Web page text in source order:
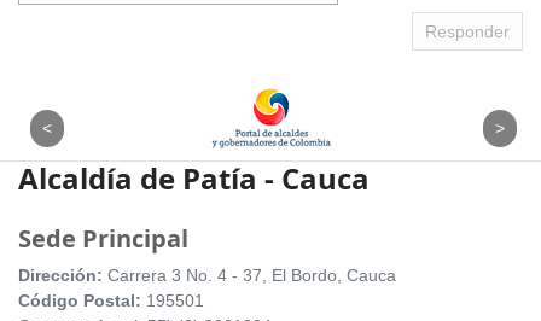
Responder
Alcaldía de Patía - Cauca
Sede Principal
Dirección: Carrera 3 No. 4 - 37, El Bordo, Cauca
Código Postal: 195501